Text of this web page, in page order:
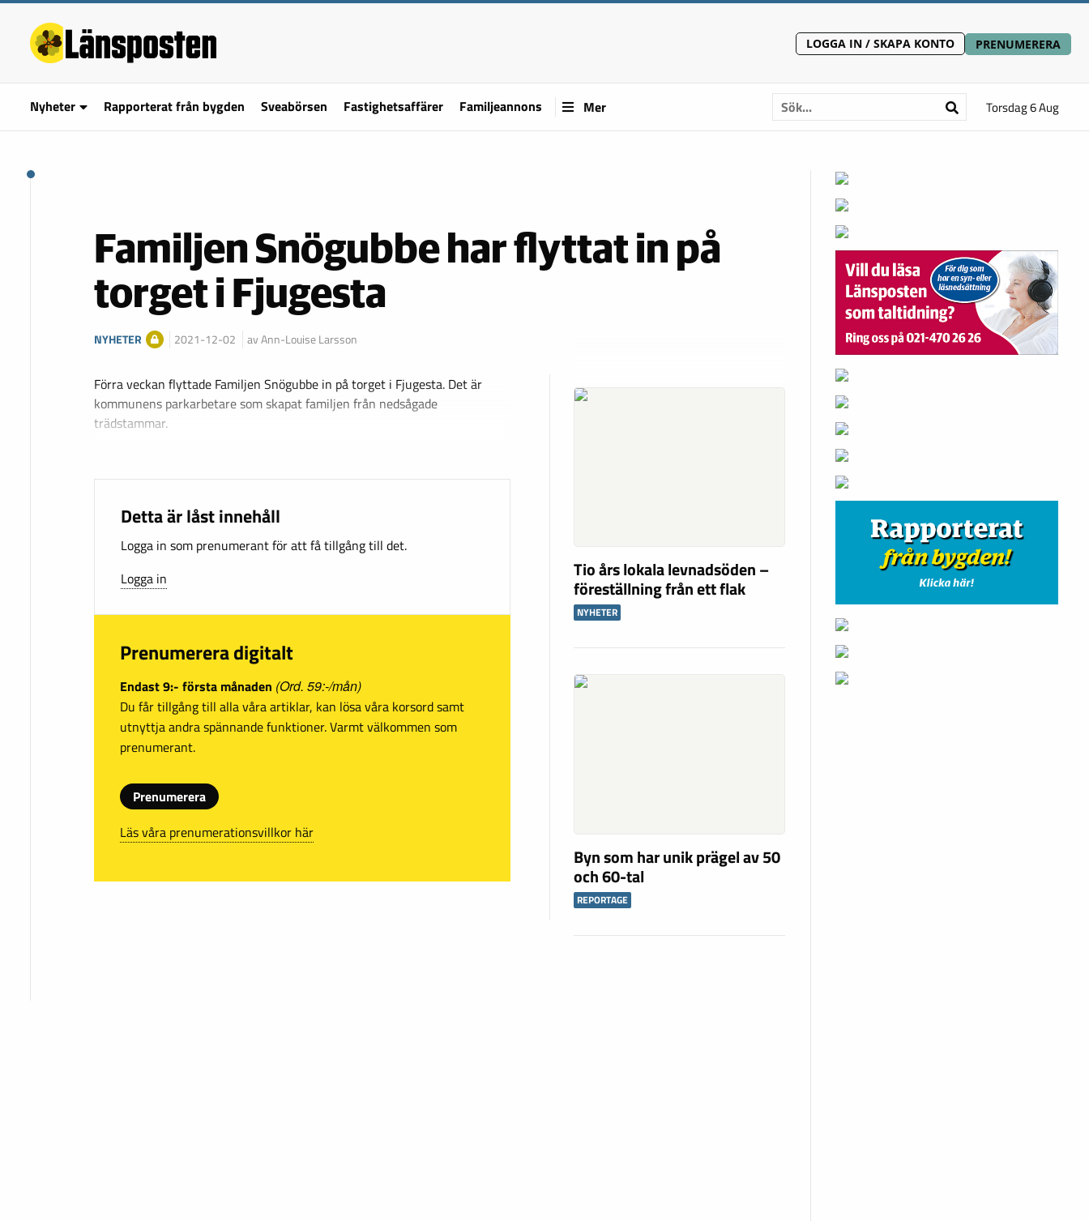
LOGGA IN / SKAPA KONTO PRENUMERERA
Nyheter Rapporterat från bygden Sveabörsen Fastighetsaffärer Familjeannons Mer Torsdag 6 Aug
Familjen Snögubbe har flyttat in på
torget i Fjugesta
NYHETER 2021-12-02 av Ann-Louise Larsson
Förra veckan flyttade Familjen Snögubbe in på torget i Fjugesta. Det är
kommunens parkarbetare som skapat familjen från nedsågade
trädstammar.
Detta är låst innehåll
Logga in som prenumerant för att få tillgång till det.
Logga in
Prenumerera digitalt
Endast 9:- första månaden (Ord. 59:-/mån)
Du får tillgång till alla våra artiklar, kan lösa våra korsord samt
utnyttja andra spännande funktioner. Varmt välkommen som
prenumerant.
Prenumerera
Läs våra prenumerationsvillkor här
Tio års lokala levnadsöden –
föreställning från ett flak
NYHETER
Byn som har unik prägel av 50
och 60-tal
REPORTAGE